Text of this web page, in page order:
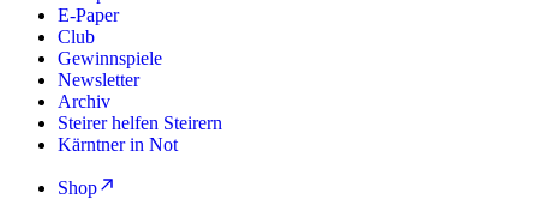
E-Paper
Club
Gewinnspiele
Newsletter
Archiv
Steirer helfen Steirern
Kärntner in Not
Shop